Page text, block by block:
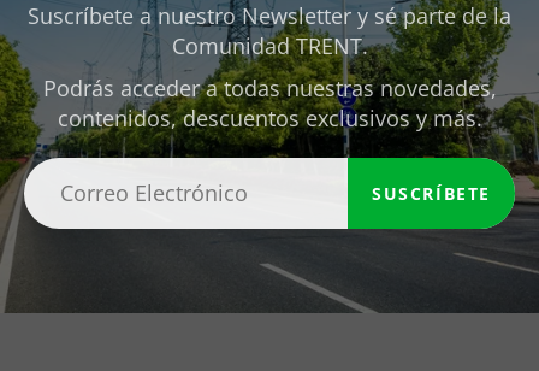
Suscríbete a nuestro Newsletter y sé parte de la
Comunidad TRENT.
Podrás acceder a todas nuestras novedades,
contenidos, descuentos exclusivos y más.
SUSCRÍBETE